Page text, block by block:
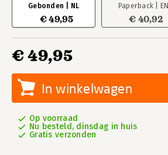
Gebonden | NL
€ 49,95
Paperback | EN
€ 40,92
€ 49,95
In winkelwagen
Op voorraad
Nu besteld, dinsdag in huis
Gratis verzonden